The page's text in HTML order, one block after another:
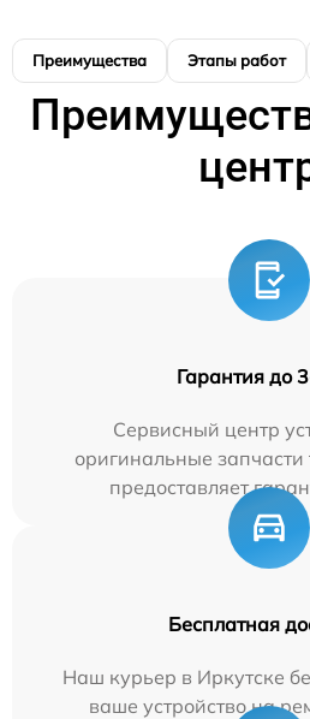
Преимущества Этапы работ
Гарантия до
Сервисный центр
оригинальные
предоставляет
Бесплатная
Наш курьер в Иркутске
ваше устройство на